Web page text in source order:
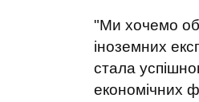
"Ми хочемо
іноземних
стала
економічних